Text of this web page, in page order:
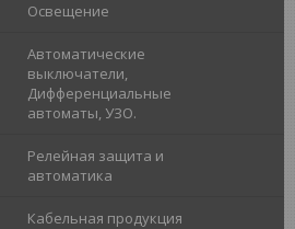
Освещение
Автоматические
выключатели,
Дифференциальные
автоматы, УЗО.
Релейная защита и
автоматика
Кабельная продукция